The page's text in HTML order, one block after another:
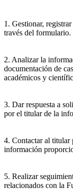
1. Gestionar,
través del formulario.
2. Analizar la
documentación de
académicos y
3. Dar respuesta a
por el titular de la
4. Contactar al titular
información
5. Realizar
relacionados con la